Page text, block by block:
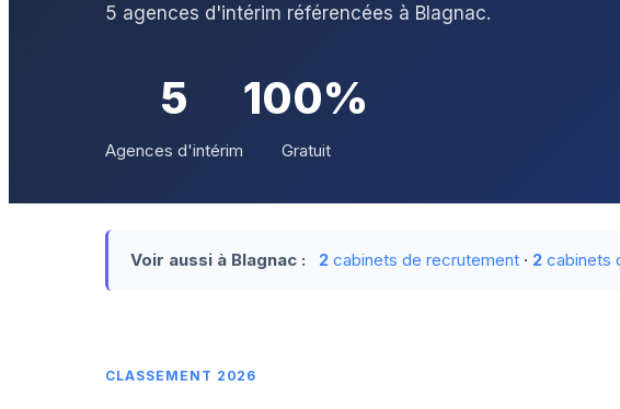
5 agences d'intérim référencées à Blagnac.
5
Agences d'intérim
100%
Gratuit
Voir aussi à Blagnac : 2 cabinets de recrutement · 2 cabinets
CLASSEMENT 2026